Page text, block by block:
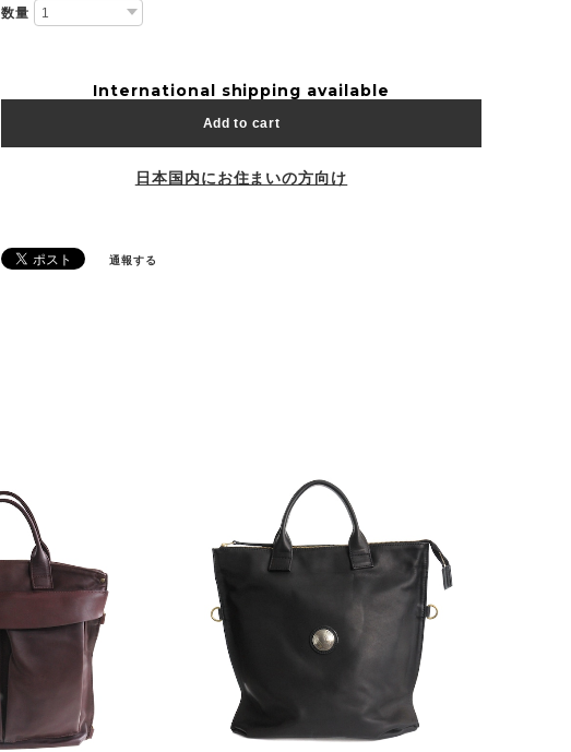
数量
International shipping available
Add to cart
日本国内にお住まいの方向け
通報する